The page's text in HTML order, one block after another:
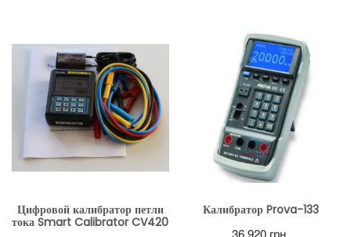
Цифровой калибратор петли
тока Smart Calibrator CV420
Калибратор Prova-133
36,920 грн.